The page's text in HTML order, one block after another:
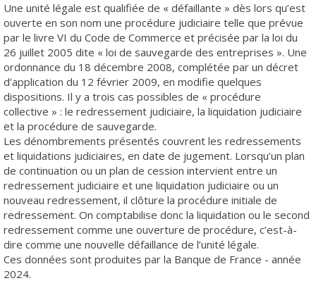
Une unité légale est qualifiée de « défaillante » dès lors qu’est
ouverte en son nom une procédure judiciaire telle que prévue
par le livre VI du Code de Commerce et précisée par la loi du
26 juillet 2005 dite « loi de sauvegarde des entreprises ». Une
ordonnance du 18 décembre 2008, complétée par un décret
d’application du 12 février 2009, en modifie quelques
dispositions. Il y a trois cas possibles de « procédure
collective » : le redressement judiciaire, la liquidation judiciaire
et la procédure de sauvegarde.
Les dénombrements présentés couvrent les redressements
et liquidations judiciaires, en date de jugement. Lorsqu’un plan
de continuation ou un plan de cession intervient entre un
redressement judiciaire et une liquidation judiciaire ou un
nouveau redressement, il clôture la procédure initiale de
redressement. On comptabilise donc la liquidation ou le second
redressement comme une ouverture de procédure, c’est-à-
dire comme une nouvelle défaillance de l’unité légale.
Ces données sont produites par la Banque de France - année
2024.